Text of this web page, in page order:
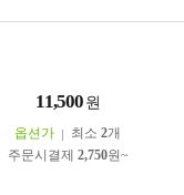
11,500 원
옵션가 최소 2개
주문시결제 2,750원~